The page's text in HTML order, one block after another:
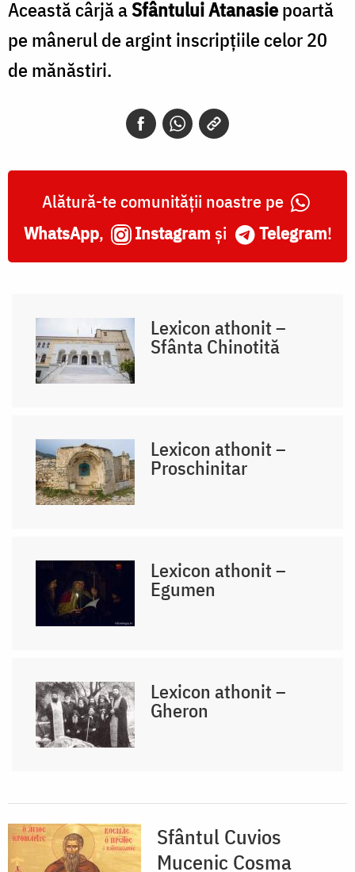
Această cârjă aSfântului Atanasiepoartă
pe mânerul de argint inscripţiile celor 20
de mănăstiri.
Alătură-te comunității noastre pe
WhatsApp, Instagram și Telegram!
Lexicon athonit –
Sfânta Chinotită
Lexicon athonit –
Proschinitar
Lexicon athonit –
Egumen
Lexicon athonit –
Gheron
Sfântul Cuvios
Mucenic Cosma